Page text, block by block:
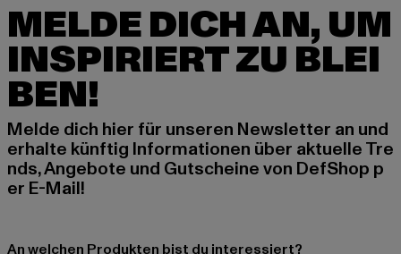
MELDE DICH AN, UM
INSPIRIERT ZU BLEI
BEN!
Melde dich hier für unseren Newsletter an und
erhalte künftig Informationen über aktuelle Tre
nds, Angebote und Gutscheine von DefShop p
er E-Mail!
An welchen Produkten bist du interessiert?